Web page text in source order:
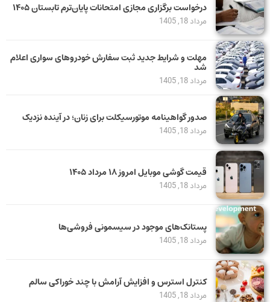
درخواست برگزاری مجازی امتحانات پایان‌ترم تابستان ۱۴۰۵
مرداد 18, 1405
مهلت و شرایط جدید ثبت سفارش خودروهای سواری اعلام
شد
مرداد 18, 1405
صدور گواهینامه موتورسیکلت برای زنان؛ در آینده نزدیک
مرداد 18, 1405
قیمت گوشی موبایل امروز ۱۸ مرداد ۱۴۰۵
مرداد 18, 1405
پستانک‌های موجود در سیسمونی فروشی‌ها
مرداد 18, 1405
کنترل استرس و افزایش آرامش با چند خوراکی سالم
مرداد 18, 1405